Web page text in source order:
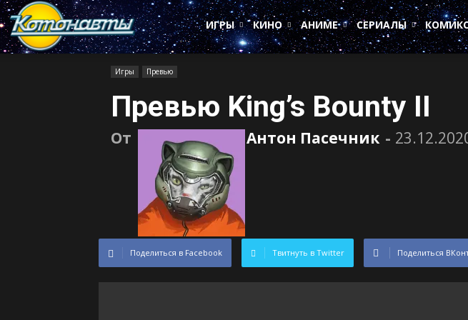
Котонавты
ИГРЫ
КИНО АНИМЕ СЕРИАЛЫ
Игры Превью
Превью King’s Bounty II
От Антон Пасечник -
Поделиться в Facebook Твитнуть в Twitter Поделиться